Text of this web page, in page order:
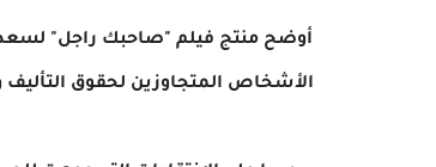
أوضح منتج فيلم "صاحبك راجل" لسعد
الأشخاص المتجاوزين لحقوق التأليف